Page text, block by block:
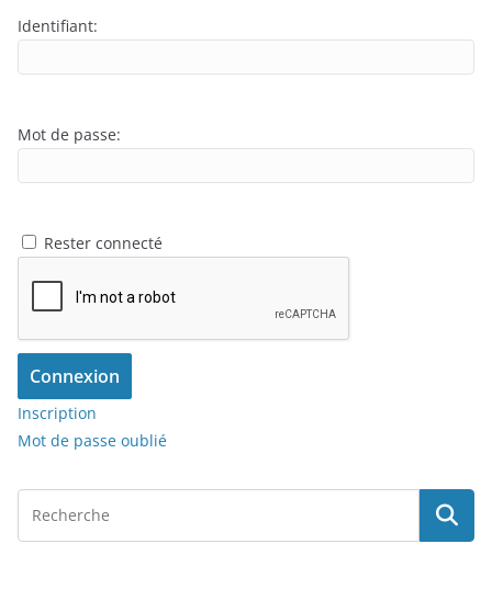
Identifiant:
Mot de passe:
Rester connecté
Connexion
Inscription
Mot de passe oublié